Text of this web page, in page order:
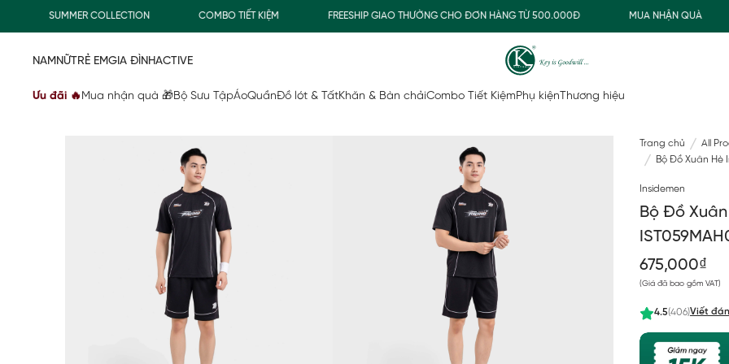
SUMMER COLLECTION COMBO TIẾT KIỆM FREESHIP GIAO THƯỜNG CHO ĐƠN HÀNG TỪ 500.000Đ MUA NHẬN QUÀ
NAMNỮTRẺ EMGIA ĐÌNHACTIVE
Ưu đãi 🔥 Mua nhận quà 🎁Bộ Sưu TậpÁoQuầnĐồ lót & TấtKhăn & Bàn chảiCombo Tiết KiệmPhụ kiện Thương hiệu
Trang chủ
All
Bộ Đồ Xuân Hè
Insidemen
Bộ Đồ
675,000₫
(Giá đã bao gồm VAT)
4.5(406)Viết